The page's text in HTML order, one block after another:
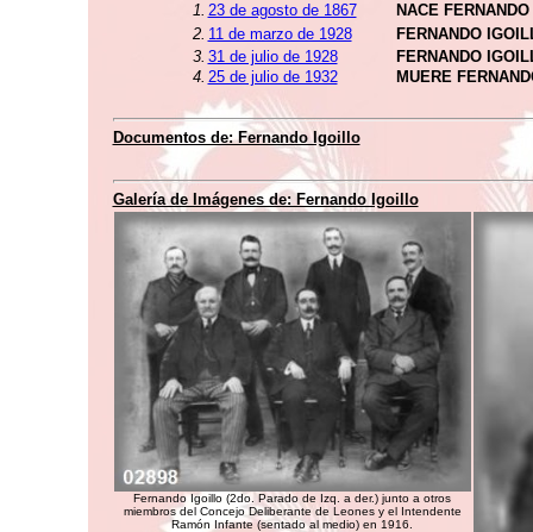
1. 23 de agosto de 1867
NACE
2. 11 de marzo de 1928
FERNANDO
3. 31 de julio de 1928
FERNANDO
4. 25 de julio de 1932 MUERE
Documentos de: Fernando Igoillo
Galería de Imágenes de: Fernando Igoillo
Fernando Igoillo (2do. Parado de Izq. a der.) junto a otros
miembros del Concejo Deliberante de Leones y el Intendente
Ramón Infante (sentado al medio) en 1916.